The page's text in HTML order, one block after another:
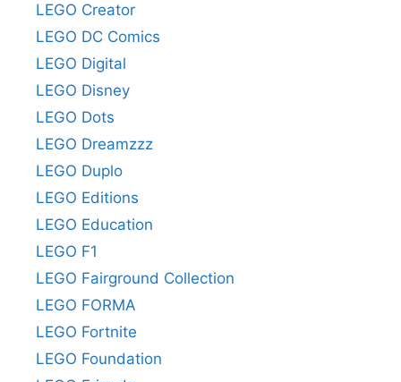
LEGO Creator
LEGO DC Comics
LEGO Digital
LEGO Disney
LEGO Dots
LEGO Dreamzzz
LEGO Duplo
LEGO Editions
LEGO Education
LEGO F1
LEGO Fairground Collection
LEGO FORMA
LEGO Fortnite
LEGO Foundation